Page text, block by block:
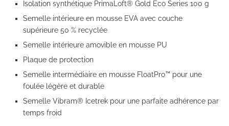
Isolation synthétique PrimaLoft® Gold Eco Series 100 g
Semelle intérieure en mousse EVA avec couche
supérieure 50 % recyclée
Semelle intérieure amovible en mousse PU
Plaque de protection
Semelle intermédiaire en mousse FloatPro™ pour une
foulée légère et durable
Semelle Vibram® Icetrek pour une parfaite adhérence par
temps froid